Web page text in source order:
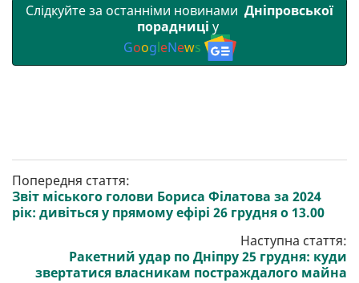
Слідкуйте за останніми новинами Дніпровської
порадниці у
GoogleNews
Попередня стаття:
Звіт міського голови Бориса Філатова за 2024
рік: дивіться у прямому ефірі 26 грудня о 13.00
Наступна стаття:
Ракетний удар по Дніпру 25 грудня: куди
звертатися власникам постраждалого майна